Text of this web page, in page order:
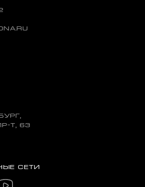
Т, 63
СЕТИ